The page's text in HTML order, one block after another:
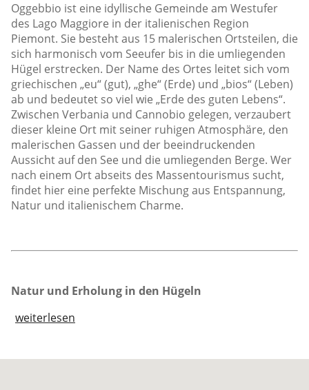
Oggebbio ist eine idyllische Gemeinde am Westufer
des Lago Maggiore in der italienischen Region
Piemont. Sie besteht aus 15 malerischen Ortsteilen, die
sich harmonisch vom Seeufer bis in die umliegenden
Hügel erstrecken. Der Name des Ortes leitet sich vom
griechischen „eu“ (gut), „ghe“ (Erde) und „bios“ (Leben)
ab und bedeutet so viel wie „Erde des guten Lebens“.
Zwischen Verbania und Cannobio gelegen, verzaubert
dieser kleine Ort mit seiner ruhigen Atmosphäre, den
malerischen Gassen und der beeindruckenden
Aussicht auf den See und die umliegenden Berge. Wer
nach einem Ort abseits des Massentourismus sucht,
findet hier eine perfekte Mischung aus Entspannung,
Natur und italienischem Charme.
Natur und Erholung in den Hügeln
weiterlesen